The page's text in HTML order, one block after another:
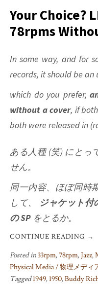
Dies
at
83
Your Choice?
78rpms
In some way, and for
records, it should be an
which do you prefer,
without a cover, if
both were released in
ある人種 (笑) にとっ
せん。
同一内容、ほぼ同時
して、
ジャケット付
の SP をとるか。
CONTINUE READING →
Posted in33rpm,78rpm,Jazz,
Physical Media / 物理メディ
Tagged1949,1950,Buddy